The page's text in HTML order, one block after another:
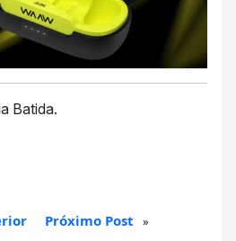
Batida.
Próximo Post »